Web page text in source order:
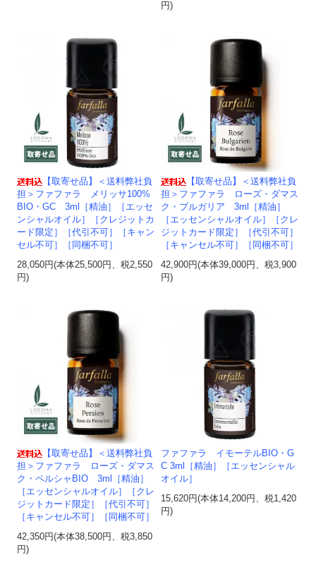
円)
【取寄せ品】＜送料弊社負
担＞ファファラ メリッサ100%
BIO・GC 3ml［精油］［エッセ
ンシャルオイル］［クレジットカ
ード限定］［代引不可］［キャン
セル不可］［同梱不可］
28,050円(本体25,500円、税2,550
円)
【取寄せ品】＜送料弊社負
担＞ファファラ ローズ・ダマス
ク・ブルガリア 3ml［精油］
［エッセンシャルオイル］［クレ
ジットカード限定］［代引不可］
［キャンセル不可］［同梱不可］
42,900円(本体39,000円、税3,900
円)
【取寄せ品】＜送料弊社負
担＞ファファラ ローズ・ダマス
ク・ペルシャBIO 3ml［精油］
［エッセンシャルオイル］［クレ
ジットカード限定］［代引不可］
［キャンセル不可］［同梱不可］
42,350円(本体38,500円、税3,850
円)
ファファラ イモーテルBIO・G
C 3ml［精油］［エッセンシャル
オイル］
15,620円(本体14,200円、税1,420
円)